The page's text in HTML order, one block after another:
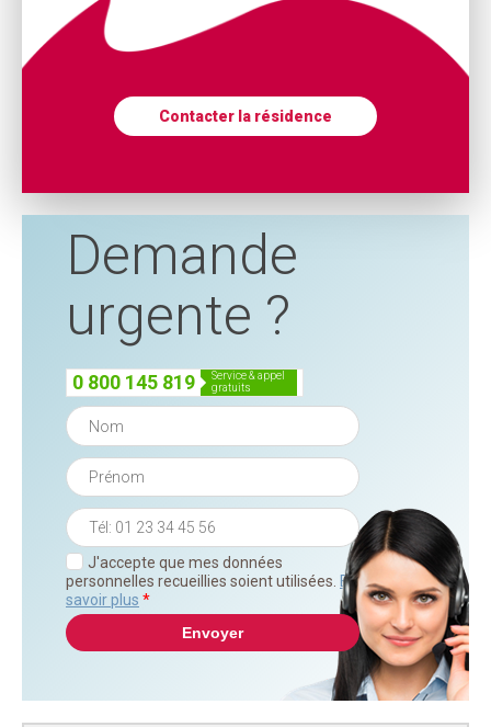
Contacter la résidence
Demande
urgente ?
0 800 145 819
service & appel
gratuits
J'accepte que mes données
personnelles recueillies soient utilisées. En
savoir plus *